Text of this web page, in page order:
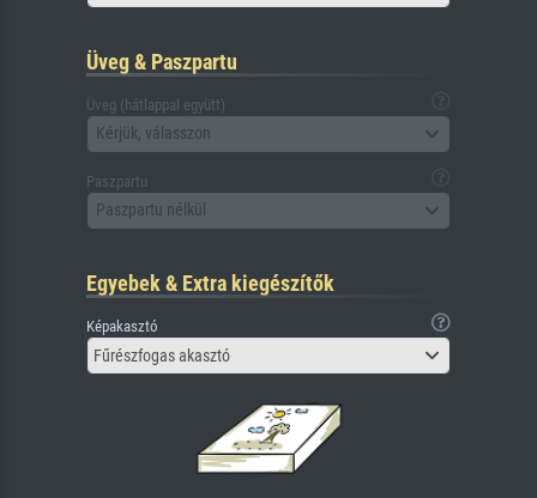
Üveg & Paszpartu
Üveg (hátlappal együtt)
Kérjük, válasszon
Paszpartu
Paszpartu nélkül
Egyebek & Extra kiegészítők
Képakasztó
Fűrészfogas akasztó